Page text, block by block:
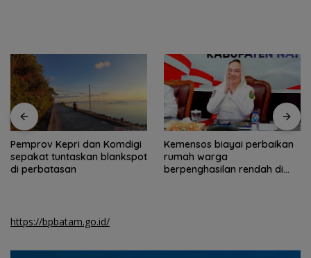
Pemprov Kepri dan Komdigi
sepakat tuntaskan blankspot
di perbatasan
Kemensos biayai perbaikan
rumah warga
berpenghasilan rendah di
https://bpbatam.go.id/